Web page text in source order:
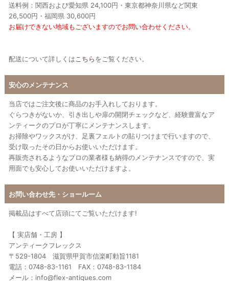
送料例：関西および愛知県 24,100円・東京都神奈川県など関東
26,500円・福岡県 30,600円
お届けできない地域もございますのでお問い合わせください。
配送について詳しくは こちらをご覧ください。
安心のメンテナンス
当店ではご注文後に商品のお手入れしております。
ぐらつきがないか、引き出しや扉の開閉チェックなど、経験豊富なア
ンティークのプロが丁寧にメンテナンスします。
お掃除やワックスがけ、足裏フェルトの貼りつけまで行いますので、
受け取ったその日からお使いいただけます。
再販売されるようなプロの業者様も納得のメンテナンスですので、実
用面でも安心してお使いいただけますよ。
お問い合わせ先・ショールーム
掲載品はすべて店頭にてご覧いただけます!
【 実店舗・工房 】
アンティークフレックス
〒529-1804 滋賀県甲賀市信楽町勅旨1181
電話：0748-83-1161 FAX：0748-83-1184
メール：info@flex-antiques.com